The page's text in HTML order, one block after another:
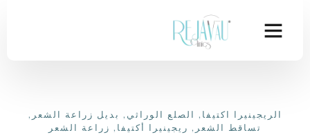
الريجينيرا اكتيفا , الصلع الوراثي , بديل زراعة الشعر ,
تساقط الشعر , ريجينيرا أكتيفا , زراعة الشعر